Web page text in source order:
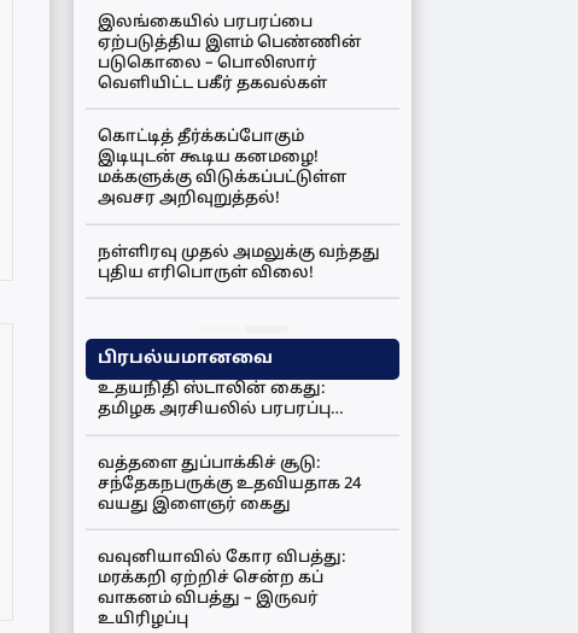
இலங்கையில் பரபரப்பை
ஏற்படுத்திய இளம் பெண்ணின்
படுகொலை – பொலிஸார்
வெளியிட்ட பகீர் தகவல்கள்
கொட்டித் தீர்க்கப்போகும்
இடியுடன் கூடிய கனமழை!
மக்களுக்கு விடுக்கப்பட்டுள்ள
அவசர அறிவுறுத்தல்!
நள்ளிரவு முதல் அமலுக்கு வந்தது
புதிய எரிபொருள் விலை!
பிரபல்யமானவை
உதயநிதி ஸ்டாலின் கைது:
தமிழக அரசியலில் பரபரப்பு…
வத்தளை துப்பாக்கிச் சூடு:
சந்தேகநபருக்கு உதவியதாக 24
வயது இளைஞர் கைது
வவுனியாவில் கோர விபத்து:
மரக்கறி ஏற்றிச் சென்ற கப்
வாகனம் விபத்து – இருவர்
உயிரிழப்பு